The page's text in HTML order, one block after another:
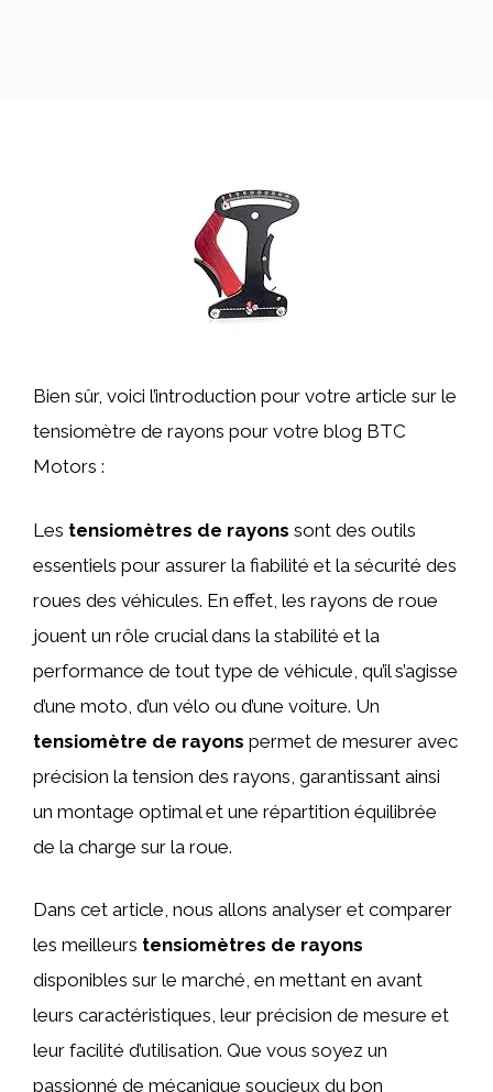
Bien sûr, voici l’introduction pour votre article sur le
tensiomètre de rayons pour votre blog BTC
Motors :
Les tensiomètres de rayons sont des outils
essentiels pour assurer la fiabilité et la sécurité des
roues des véhicules. En effet, les rayons de roue
jouent un rôle crucial dans la stabilité et la
performance de tout type de véhicule, qu’il s’agisse
d’une moto, d’un vélo ou d’une voiture. Un
tensiomètre de rayons permet de mesurer avec
précision la tension des rayons, garantissant ainsi
un montage optimal et une répartition équilibrée
de la charge sur la roue.
Dans cet article, nous allons analyser et comparer
les meilleurs tensiomètres de rayons
disponibles sur le marché, en mettant en avant
leurs caractéristiques, leur précision de mesure et
leur facilité d’utilisation. Que vous soyez un
passionné de mécanique soucieux du bon